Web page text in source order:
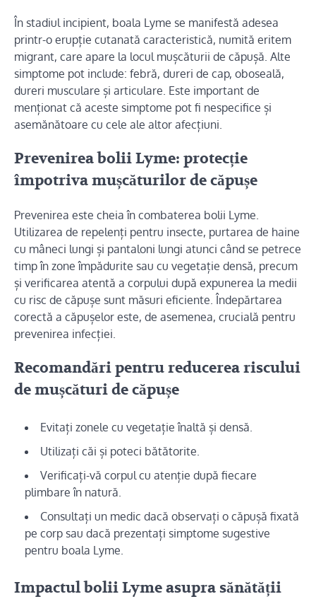
În stadiul incipient, boala Lyme se manifestă adesea
printr-o erupție cutanată caracteristică, numită eritem
migrant, care apare la locul mușcăturii de căpușă. Alte
simptome pot include: febră, dureri de cap, oboseală,
dureri musculare și articulare. Este important de
menționat că aceste simptome pot fi nespecifice și
asemănătoare cu cele ale altor afecțiuni.
Prevenirea bolii Lyme: protecție
împotriva mușcăturilor de căpușe
Prevenirea este cheia în combaterea bolii Lyme.
Utilizarea de repelenți pentru insecte, purtarea de haine
cu mâneci lungi și pantaloni lungi atunci când se petrece
timp în zone împădurite sau cu vegetație densă, precum
și verificarea atentă a corpului după expunerea la medii
cu risc de căpușe sunt măsuri eficiente. Îndepărtarea
corectă a căpușelor este, de asemenea, crucială pentru
prevenirea infecției.
Recomandări pentru reducerea riscului
de mușcături de căpușe
Evitați zonele cu vegetație înaltă și densă.
Utilizați căi și poteci bătătorite.
Verificați-vă corpul cu atenție după fiecare
plimbare în natură.
Consultați un medic dacă observați o căpușă fixată
pe corp sau dacă prezentați simptome sugestive
pentru boala Lyme.
Impactul bolii Lyme asupra sănătății